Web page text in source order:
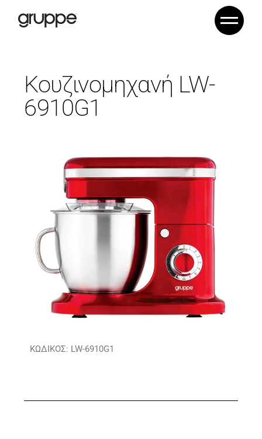
Κουζινομηχανή LW-
6910G1
ΚΩΔΙΚΟΣ: LW-6910G1